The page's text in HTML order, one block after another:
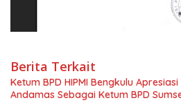
Berita Terkait
Ketum BPD HIPMI Bengkulu
Andamas Sebagai Ketum BPD